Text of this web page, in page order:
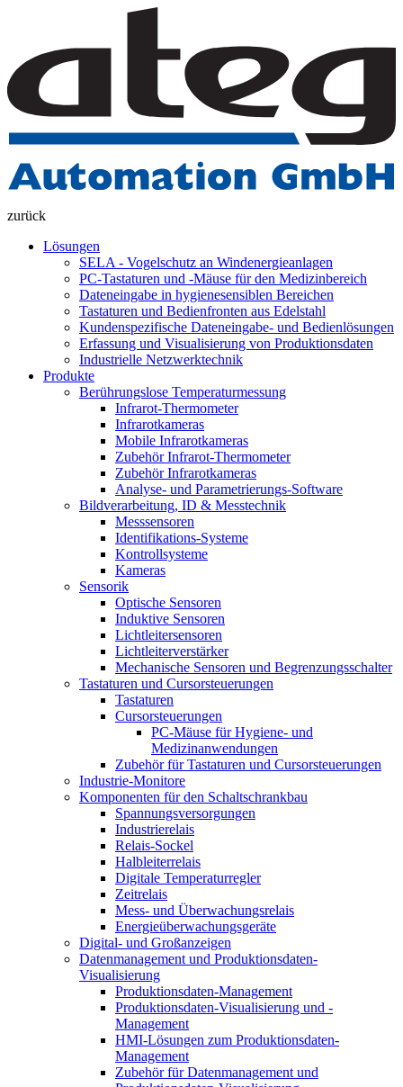
zurück
Lösungen
SELA - Vogelschutz an Windenergieanlagen
PC-Tastaturen und -Mäuse für den Medizinbereich
Dateneingabe in hygienesensiblen Bereichen
Tastaturen und Bedienfronten aus Edelstahl
Kundenspezifische Dateneingabe- und Bedienlösungen
Erfassung und Visualisierung von Produktionsdaten
Industrielle Netzwerktechnik
Produkte
Berührungslose Temperaturmessung
Infrarot-Thermometer
Infrarotkameras
Mobile Infrarotkameras
Zubehör Infrarot-Thermometer
Zubehör Infrarotkameras
Analyse- und Parametrierungs-Software
Bildverarbeitung, ID & Messtechnik
Messsensoren
Identifikations-Systeme
Kontrollsysteme
Kameras
Sensorik
Optische Sensoren
Induktive Sensoren
Lichtleitersensoren
Lichtleiterverstärker
Mechanische Sensoren und Begrenzungsschalter
Tastaturen und Cursorsteuerungen
Tastaturen
Cursorsteuerungen
PC-Mäuse für Hygiene- und
Medizinanwendungen
Zubehör für Tastaturen und Cursorsteuerungen
Industrie-Monitore
Komponenten für den Schaltschrankbau
Spannungsversorgungen
Industrierelais
Relais-Sockel
Halbleiterrelais
Digitale Temperaturregler
Zeitrelais
Mess- und Überwachungsrelais
Energieüberwachungsgeräte
Digital- und Großanzeigen
Datenmanagement und Produktionsdaten-
Visualisierung
Produktionsdaten-Management
Produktionsdaten-Visualisierung und -
Management
HMI-Lösungen zum Produktionsdaten-
Management
Zubehör für Datenmanagement und